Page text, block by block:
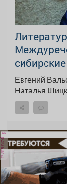
Евгений Вальс из Омска,
реклама